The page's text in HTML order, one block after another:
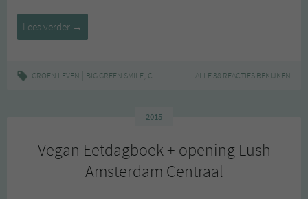
Lees verder Dr.
Bronner’s
met
→
GROEN LEVEN BIG GREEN SMILE, COSMETICA DIERPROEFVRIJ,DR BRONNERS
ALLE 38 REACTIES BEKIJKEN
2015
Vegan Eetdagboek + opening Lush
Amsterdam Centraal